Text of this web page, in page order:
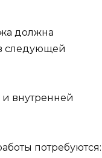
должна
следующей
и внутренней
потребуются: